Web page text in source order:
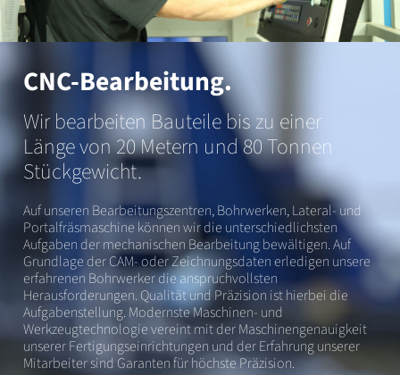
CNC-Bearbeitung.
Wir bearbeiten Bauteile bis zu einer
Länge von 20 Metern und 80 Tonnen
Stückgewicht.
Auf unseren Bearbeitungszentren, Bohrwerken, Lateral- und
Portalfräsmaschine können wir die unterschiedlichsten
Aufgaben der mechanischen Bearbeitung bewältigen. Auf
Grundlage der CAM- oder Zeichnungsdaten erledigen unsere
erfahrenen Bohrwerker die anspruchvollsten
Herausforderungen. Qualität und Präzision ist hierbei die
Aufgabenstellung. Modernste Maschinen- und
Werkzeugtechnologie vereint mit der Maschinengenauigkeit
unserer Fertigungseinrichtungen und der Erfahrung unserer
Mitarbeiter sind Garanten für höchste Präzision.